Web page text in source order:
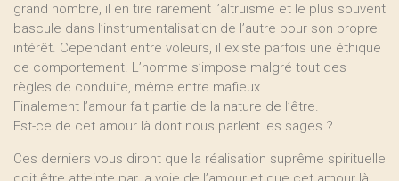
grand nombre, il en tire rarement l’altruisme et le plus souvent
bascule dans l’instrumentalisation de l’autre pour son propre
intérêt. Cependant entre voleurs, il existe parfois une éthique
de comportement. L’homme s’impose malgré tout des
règles de conduite, même entre mafieux.
Finalement l’amour fait partie de la nature de l’être.
Est-ce de cet amour là dont nous parlent les sages ?
Ces derniers vous diront que la réalisation suprême spirituelle